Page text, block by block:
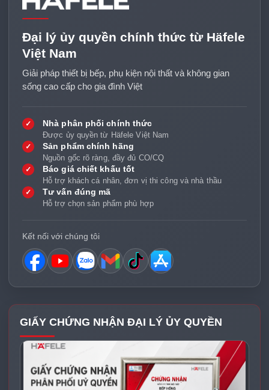
Đại lý ủy quyền chính thức từ Häfele
Việt Nam
Giải pháp thiết bị bếp, phụ kiện nội thất và không gian
sống cao cấp cho gia đình Việt
✓ Nhà phân phối chính thức
Được ủy quyền từ Häfele Việt Nam
✓ Sản phẩm chính hãng
Nguồn gốc rõ ràng, đầy đủ CO/CQ
✓ Báo giá chiết khấu tốt
Hỗ trợ khách cá nhân, đơn vị thi công và nhà thầu
✓ Tư vấn đúng mã
Hỗ trợ chọn sản phẩm phù hợp
Kết nối với chúng tôi
GIẤY CHỨNG NHẬN ĐẠI LÝ ỦY QUYỀN